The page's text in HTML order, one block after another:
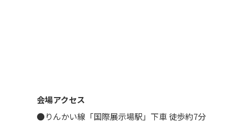
会場アクセス
●りんかい線「国際展示場駅」下車 徒歩約7分